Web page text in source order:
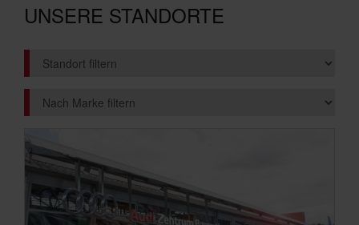
UNSERE STANDORTE